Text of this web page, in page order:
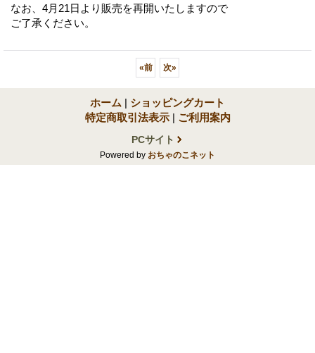
なお、4月21日より販売を再開いたしますので
ご了承ください。
«前 次»
ホーム | ショッピングカート
特定商取引法表示 | ご利用案内
PCサイト
Powered by おちゃのこネット